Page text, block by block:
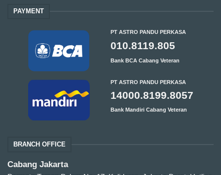
PAYMENT
PT ASTRO PANDU PERKASA
010.8119.805
Bank BCA Cabang Veteran
PT ASTRO PANDU PERKASA
14000.8199.8057
Bank Mandiri Cabang Veteran
BRANCH OFFICE
Cabang Jakarta